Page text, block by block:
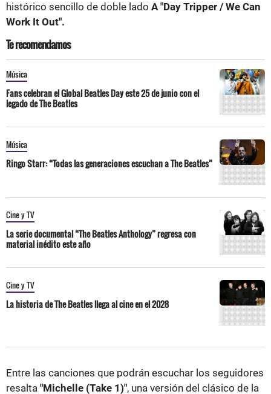
histórico sencillo de doble lado A "Day Tripper / We Can
Work It Out".
Te recomendamos
Música
Fans celebran el Global Beatles Day este 25 de junio con el
legado de The Beatles
Música
Ringo Starr: “Todas las generaciones escuchan a The Beatles”
Cine y TV
La serie documental “The Beatles Anthology” regresa con
material inédito este año
Cine y TV
La historia de The Beatles llega al cine en el 2028
Entre las canciones que podrán escuchar los seguidores
resalta "Michelle (Take 1)", una versión del clásico de la